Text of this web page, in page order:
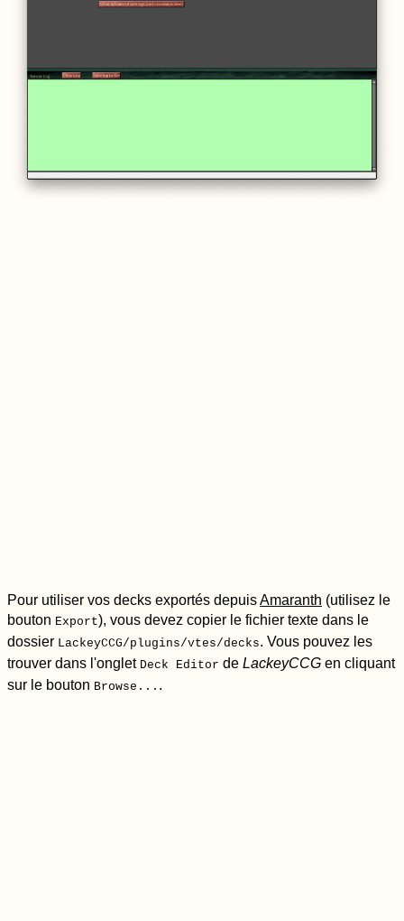
Pour utiliser vos decks exportés depuisAmaranth (utilisez le
bouton Export), vous devez copier le fichier texte dans le
dossier LackeyCCG/plugins/vtes/decks. Vous pouvez les
trouver dans l'onglet Deck Editor de LackeyCCG en cliquant
sur le bouton Browse... .